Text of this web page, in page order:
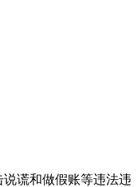
谎和做假账等违法违